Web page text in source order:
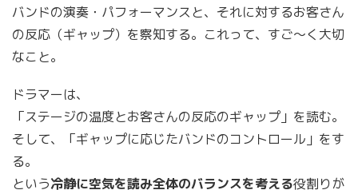
バンドの演奏・パフォーマンスと、それに対するお客さん
の反応（ギャップ）を察知する。これって、すご～く大切
なこと。
ドラマーは、
「ステージの温度とお客さんの反応のギャップ」を読む。
そして、「ギャップに応じたバンドのコントロール」をす
る。
という冷静に空気を読み全体のバランスを考える役割りが